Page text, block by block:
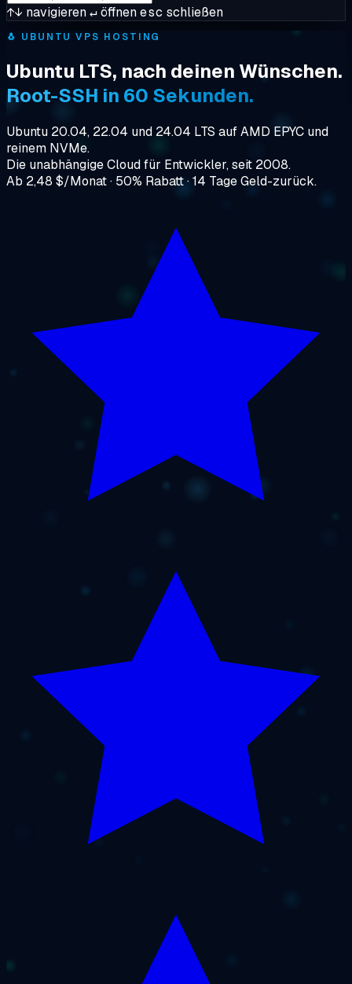
↑↓ navigieren↵öffnenesc schließen
🐧 UBUNTU VPS HOSTING
Ubuntu LTS, nach deinen Wünschen.
Root-SSH in 60 Sekunden.
Ubuntu 20.04, 22.04 und 24.04 LTS auf AMD EPYC und
reinem NVMe.
Die unabhängige Cloud für Entwickler, seit 2008.
Ab 2,48 $/Monat · 50% Rabatt · 14 Tage Geld-zurück.